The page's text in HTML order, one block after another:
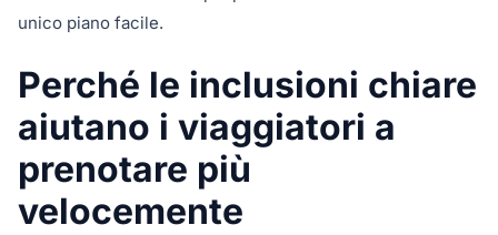
unico piano facile.
Perché le inclusioni chiare
aiutano i viaggiatori a
prenotare più
velocemente